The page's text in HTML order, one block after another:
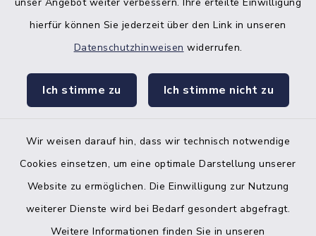
hierfür können Sie jederzeit über den Link in unseren
Datenschutzhinweisen widerrufen.
Ich stimme zu Ich stimme nicht zu
Wir weisen darauf hin, dass wir technisch notwendige
Cookies einsetzen, um eine optimale Darstellung unserer
Website zu ermöglichen. Die Einwilligung zur Nutzung
weiterer Dienste wird bei Bedarf gesondert abgefragt.
Weitere Informationen finden Sie in unseren
facebook
Bankverbindung der Amtskasse